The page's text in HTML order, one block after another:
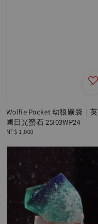
Wolfie Pocket 幼狼礦袋｜英
國日光螢石 25I03WP24
Regular
NT$ 1,000